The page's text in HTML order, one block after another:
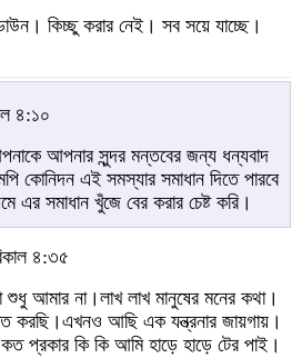
কিচ্ছু করার নেই। সব সয়ে যাচ্ছে।
৪:১০
আপনার সুন্দর মন্তবের জন্য ধন্যবাদ
কোনিদন এই সমস্যার সমাধান দিতে পারবে
এর সমাধান খুঁজে বের করার চেষ্ট করি।
৪:৩৫
আমার না।লাখ লাখ মানুষের মনের কথা।
করছি।এখনও আছি এক যন্ত্রনার জায়গায়।
প্রকার কি কি আমি হাড়ে হাড়ে টের পাই।